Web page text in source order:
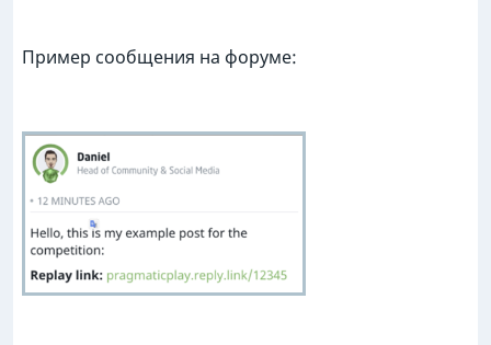
Пример сообщения на форуме: